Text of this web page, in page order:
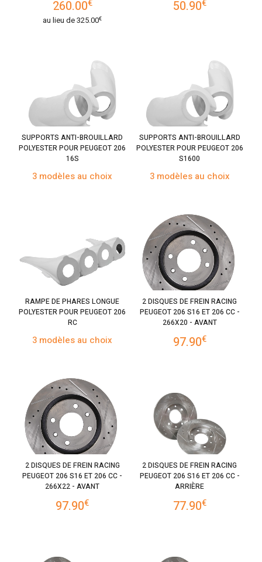
260.00€
au lieu de325.00€
50.90€
SUPPORTS ANTI-BROUILLARD
POLYESTER POUR PEUGEOT 206
16S
3 modèles au choix
SUPPORTS ANTI-BROUILLARD
POLYESTER POUR PEUGEOT 206
S1600
3 modèles au choix
RAMPE DE PHARES LONGUE
POLYESTER POUR PEUGEOT 206
RC
3 modèles au choix
2 DISQUES DE FREIN RACING
PEUGEOT 206 S16 ET 206 CC -
266X20 - AVANT
97.90€
2 DISQUES DE FREIN RACING
PEUGEOT 206 S16 ET 206 CC -
266X22 - AVANT
97.90€
2 DISQUES DE FREIN RACING
PEUGEOT 206 S16 ET 206 CC -
ARRIÈRE
77.90€